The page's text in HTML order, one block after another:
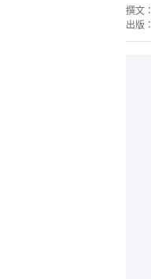
撰文：
出版：